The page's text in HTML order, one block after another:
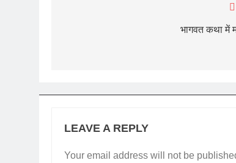
भागवत कथा में
LEAVE A REPLY
Your email address will not be